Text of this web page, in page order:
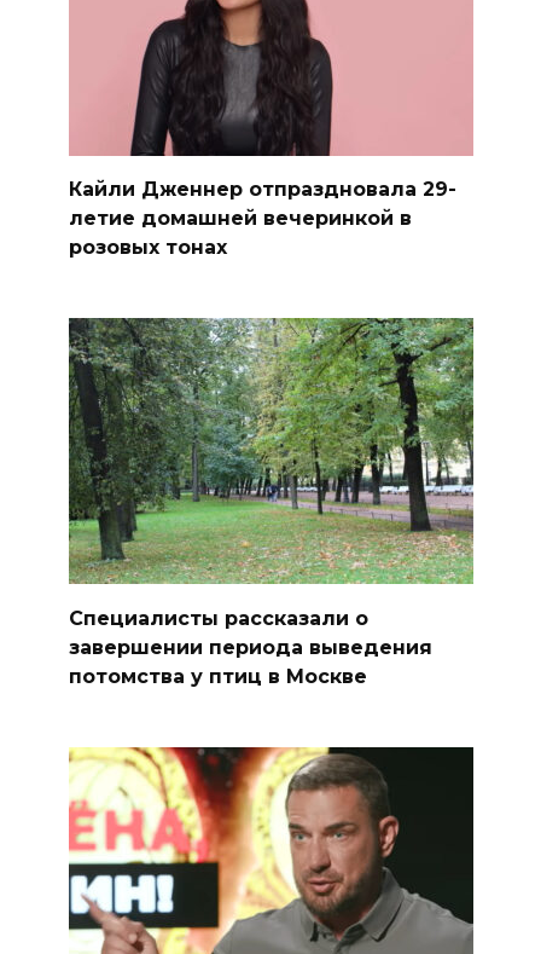
Кайли Дженнер отпраздновала 29-
летие домашней вечеринкой в
розовых тонах
Специалисты рассказали о
завершении периода выведения
потомства у птиц в Москве